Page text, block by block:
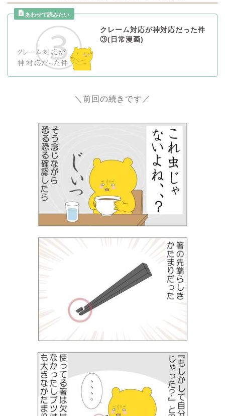
クレーム対応が神対応だった件
③(日常漫画)
＼前回の続きです／